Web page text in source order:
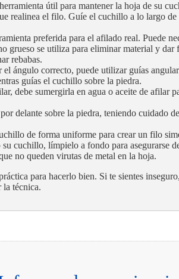
útil para mantener la hoja de su
realinea el filo. Guíe el cuchillo a lo largo de
preferida para el afilado real. Puede
grueso se utiliza para eliminar material y
rebabas.
el ángulo correcto, puede utilizar guías
guías el cuchillo sobre la piedra.
debe sumergirla en agua o aceite de afilar
delante sobre la piedra, teniendo cuidado
de forma uniforme para crear un filo
su cuchillo, límpielo a fondo para asegurarse
no queden virutas de metal en la hoja.
para hacerlo bien. Si te sientes
la técnica.